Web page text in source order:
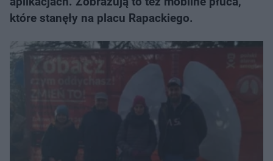
które stanęły na placu Rapackiego.